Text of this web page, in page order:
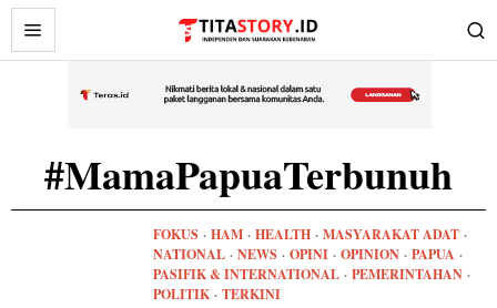
#MamaPapuaTerbunuh
FOKUS · HAM · HEALTH · MASYARAKAT ADAT ·
NATIONAL · NEWS · OPINI · OPINION · PAPUA ·
PASIFIK & INTERNATIONAL · PEMERINTAHAN ·
POLITIK · TERKINI